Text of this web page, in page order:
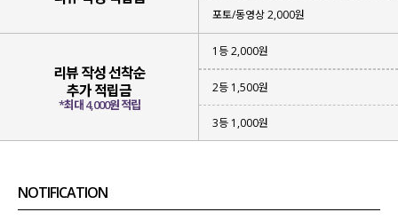
포토/동영상 2,000원
리뷰 작성 선착순
추가 적립금
*최대 4,000원 적립
1등 2,000원
2등 1,500원
3등 1,000원
NOTIFICATION